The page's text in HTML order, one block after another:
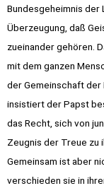
Bundesgeheimnis der
Überzeugung, daß
zueinander gehören.
mit dem ganzen
der Gemeinschaft
insistiert der Papst
das Recht, sich von
Zeugnis der Treue zu
Gemeinsam ist aber
verschieden sie in